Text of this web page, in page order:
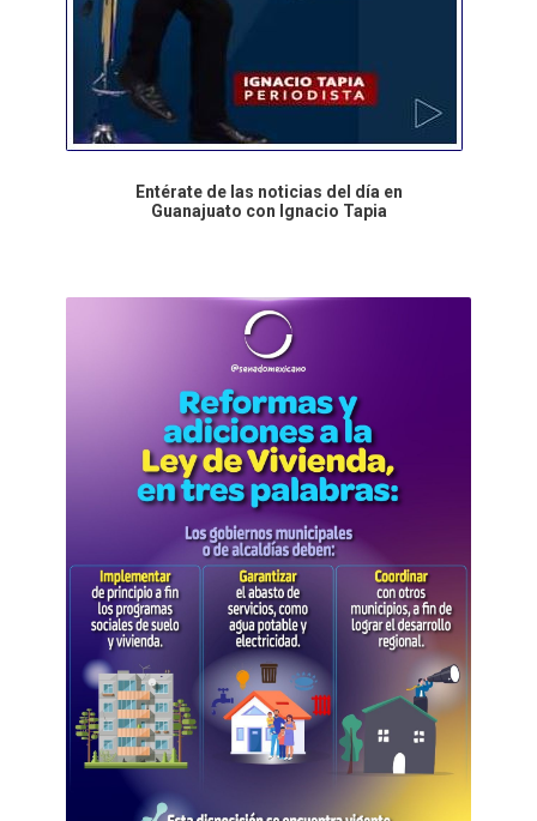
Entérate de las noticias del día en
Guanajuato con Ignacio Tapia